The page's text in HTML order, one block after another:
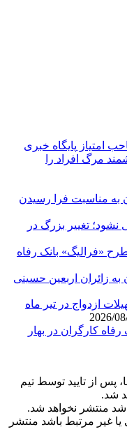
امتیاز پایگاه خبری
مرگ افراد را
به مناسبت فرا رسیدن
نشود؛ تغییر بزرگ در
«فرالیگ» بانک رفاه
زائران اربعین حسینی
ریال تسهیلات ازدواج در تیر ماه
بانک رفاه کارگران در بهار
پس از تایید توسط تیم
شد.
منتشر نخواهد شد.
یا غیر مرتبط باشد منتشر